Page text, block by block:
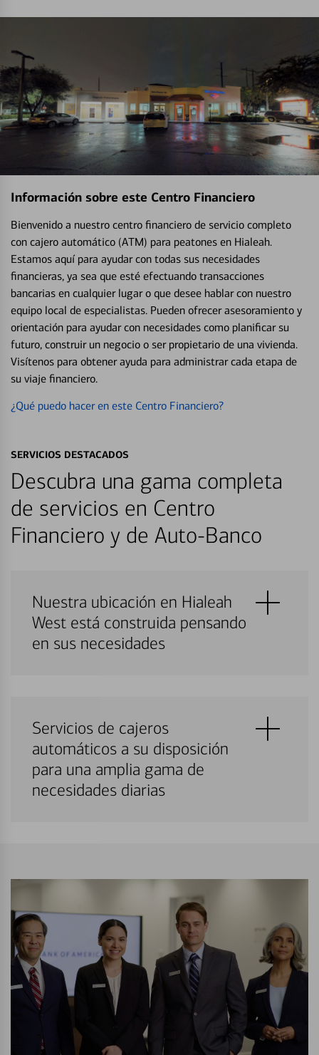
Información sobre este Centro Financiero
Bienvenido a nuestro centro financiero de servicio completo
con cajero automático (ATM) para peatones en Hialeah.
Estamos aquí para ayudar con todas sus necesidades
financieras, ya sea que esté efectuando transacciones
bancarias en cualquier lugar o que desee hablar con nuestro
equipo local de especialistas. Pueden ofrecer asesoramiento y
orientación para ayudar con necesidades como planificar su
futuro, construir un negocio o ser propietario de una vivienda.
Visítenos para obtener ayuda para administrar cada etapa de
su viaje financiero.
¿Qué puedo hacer en este Centro Financiero?
SERVICIOS DESTACADOS
Descubra una gama completa
de servicios en Centro
Financiero y de Auto-Banco
Nuestra ubicación en Hialeah
West está construida pensando
en sus necesidades
Servicios de cajeros
automáticos a su disposición
para una amplia gama de
necesidades diarias